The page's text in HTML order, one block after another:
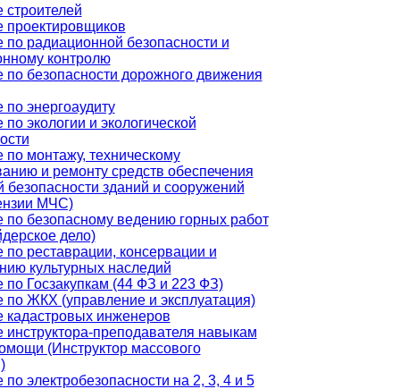
проектировщиков
по радиационной безопасности и
контролю
по безопасности дорожного движения
энергоаудиту
экологии и экологической
по монтажу, техническому
и ремонту средств обеспечения
безопасности зданий и сооружений
МЧС)
по безопасному ведению горных работ
дело)
по реставрации, консервации и
культурных наследий
по Госзакупкам (44 ФЗ и 223 ФЗ)
по ЖКХ (управление и эксплуатация)
кадастровых инженеров
инструктора-преподавателя навыкам
(Инструктор массового
электробезопасности на 2, 3, 4 и 5